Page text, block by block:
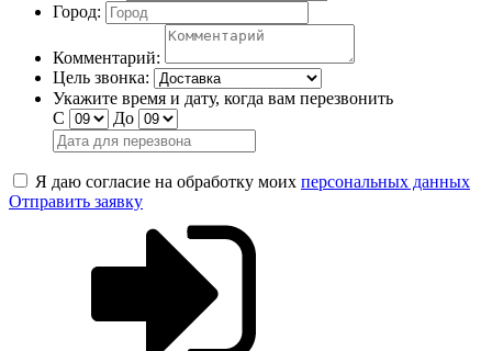
Город:
Комментарий:
Цель звонка:
Укажите время и дату, когда вам перезвонить
С
До
Я даю согласие на обработку моих персональных данных
Отправить заявку